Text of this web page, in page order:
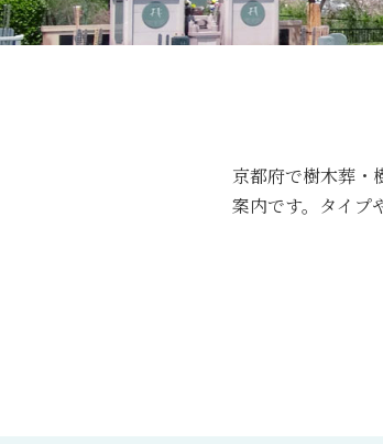
京都府で樹木葬・
案内です。タイプ